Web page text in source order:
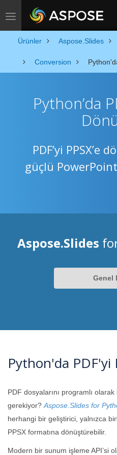
Toggle navigation
Ürünler Aspose.Slides
Conversion
Python’da
PDF’yi PPSX’e
güçlü
Aspose.Slides
Genel
Python'da PDF'yi
PDF dosyalarını programlı
gerekiyor? Aspose.Slides for
herhangi bir geliştirici, yalnızca
PPSX formatına dönüştürebilir.
Modern bir sunum işleme API’si